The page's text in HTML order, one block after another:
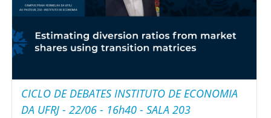
CICLO DE DEBATES INSTITUTO DE ECONOMIA
DA UFRJ - 22/06 - 16h40 - SALA 203